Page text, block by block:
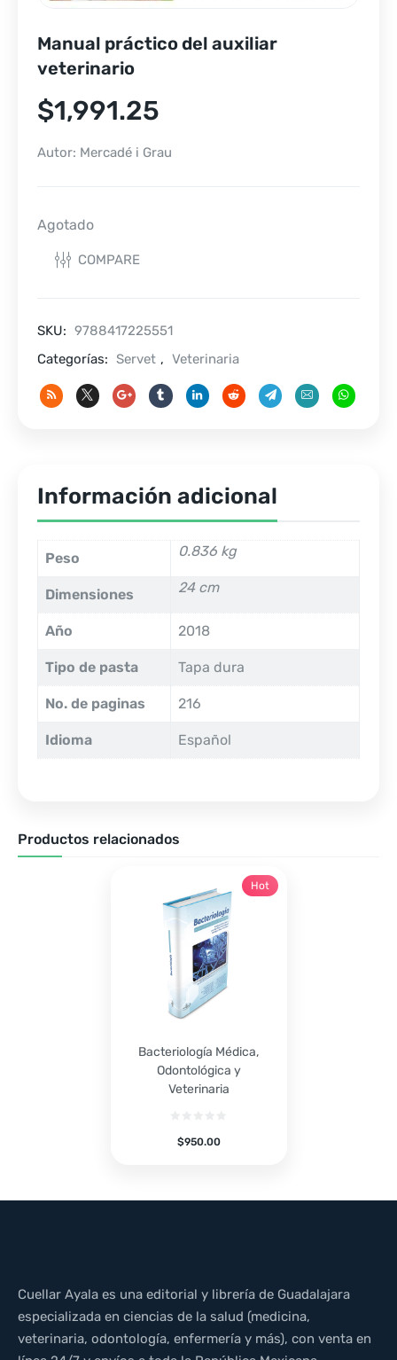
Manual práctico del auxiliar
veterinario
$1,991.25
Autor: Mercadé i Grau
Agotado
COMPARE
SKU: 9788417225551
Categorías: Servet , Veterinaria
Información adicional
Peso 0.836 kg
Dimensiones 24 cm
Año 2018
Tipo de pasta Tapa dura
No. de paginas 216
Idioma Español
Productos relacionados
Bacteriología Médica,
Odontológica y
Veterinaria
$950.00
Hot
Cuellar Ayala es una editorial y librería de Guadalajara
especializada en ciencias de la salud (medicina,
veterinaria, odontología, enfermería y más), con venta en